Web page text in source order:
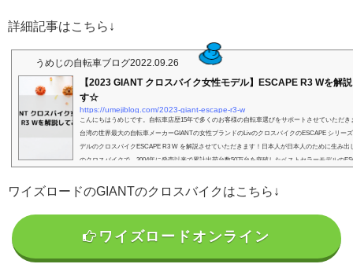
詳細記事はこちら↓
うめじの自転車ブログ2022.09.26
【2023 GIANT クロスバイク女性モデル】ESCAPE R3 Wを解
す☆
https://umejiblog.com/2023-giant-escape-r3-w
こんにちはうめじです。自転車店歴15年で多くのお客様の自転車選びをサポートさせていただき
台湾の世界最大の自転車メーカーGIANTの女性ブランドのLivのクロスバイクのESCAPE シリー
デルのクロスバイクESCAPE R3 W を解説させていただきます！日本人が日本人のために生み出
のクロスバイクで、2004年に発売以来で累計出荷台数50万台を突破したベストセラーモデルの
い...
ワイズロードのGIANTのクロスバイクはこちら↓
ワイズロードオンライン